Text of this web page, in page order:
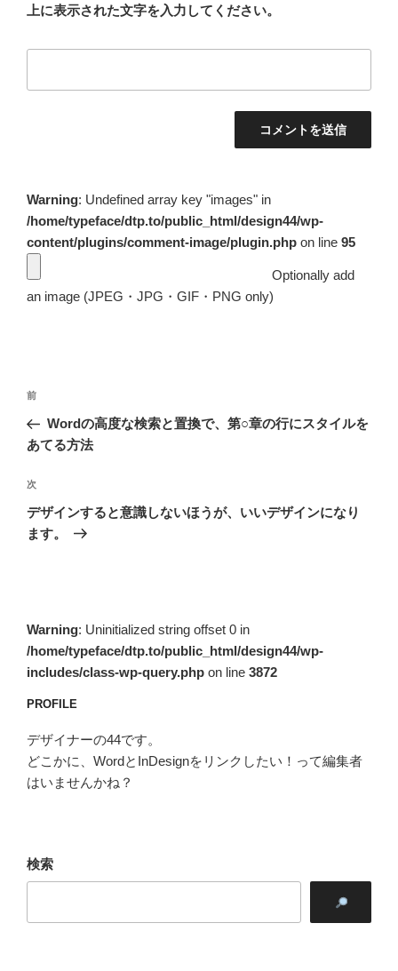
上に表示された文字を入力してください。
Warning: Undefined array key "images" in
/home/typeface/dtp.to/public_html/design44/wp-
content/plugins/comment-image/plugin.php on line 95
Optionally add
an image (JPEG・JPG・GIF・PNG only)
投
ナ
ゲ
ー
シ
前
の
投
前
Wordの高度な検索と置換で、第○章の行にスタイルを
あてる方法
次
の
投
次
デザインすると意識しないほうが、いいデザインになり
ます。
Warning: Uninitialized string offset 0 in
/home/typeface/dtp.to/public_html/design44/wp-
includes/class-wp-query.php on line 3872
PROFILE
デザイナーの44です。
どこかに、WordとInDesignをリンクしたい！って編集者
はいませんかね？
検索